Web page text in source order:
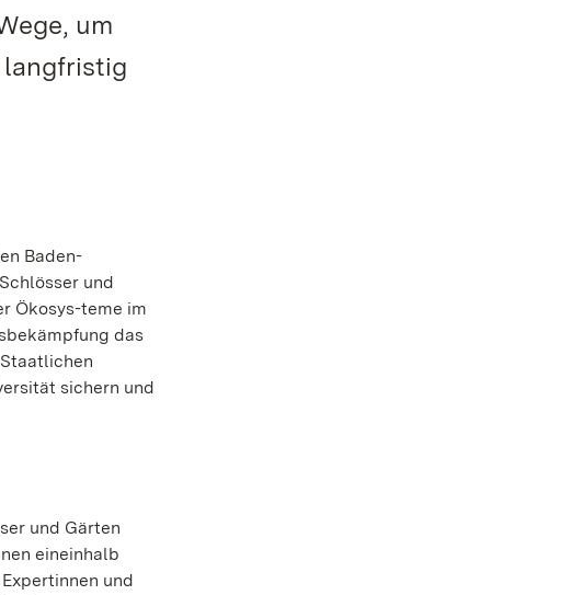
um
langfristig
Baden-
und
Ökosys-teme im
das
sichern und
und Gärten
eineinhalb
und